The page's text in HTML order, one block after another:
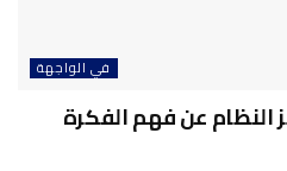
في الواجهة
عن فهم الفكرة